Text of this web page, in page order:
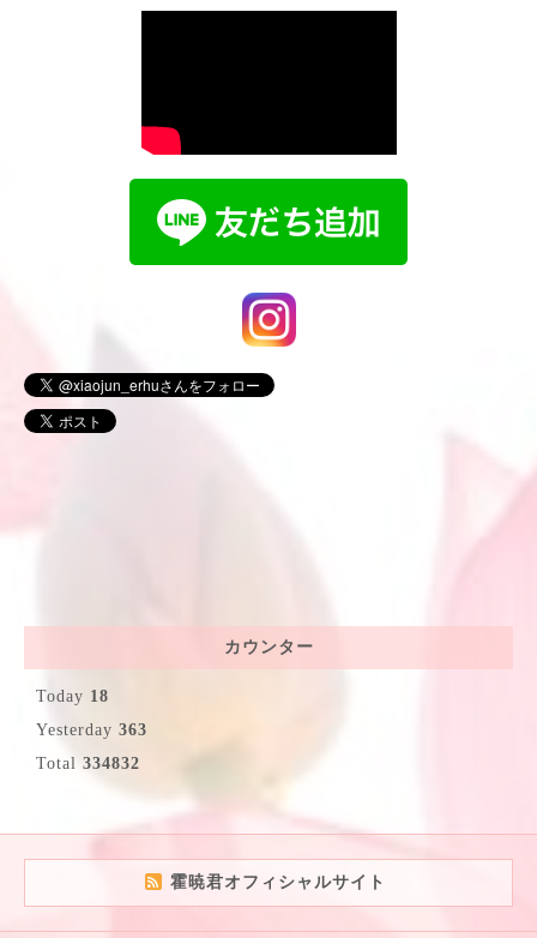
カウンター
Today 18
Yesterday 363
Total 334832
霍暁君オフィシャルサイト